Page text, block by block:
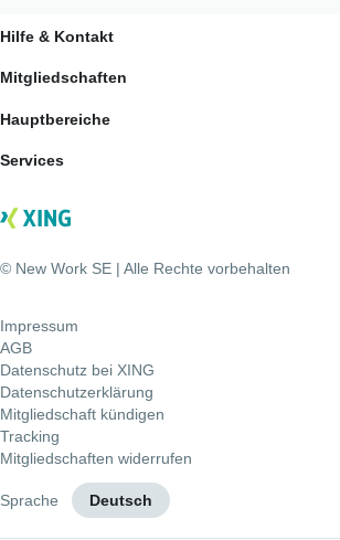
Hilfe & Kontakt
Mitgliedschaften
Hauptbereiche
Services
© New Work SE | Alle Rechte vorbehalten
Impressum
AGB
Datenschutz bei XING
Datenschutzerklärung
Mitgliedschaft kündigen
Tracking
Mitgliedschaften widerrufen
Sprache Deutsch